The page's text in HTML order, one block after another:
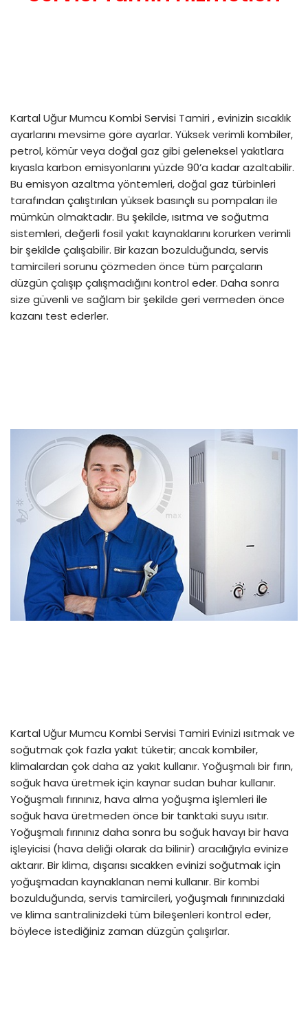
Kartal Uğur Mumcu Kombi Servisi Tamiri , evinizin sıcaklık
ayarlarını mevsime göre ayarlar. Yüksek verimli kombiler,
petrol, kömür veya doğal gaz gibi geleneksel yakıtlara
kıyasla karbon emisyonlarını yüzde 90’a kadar azaltabilir.
Bu emisyon azaltma yöntemleri, doğal gaz türbinleri
tarafından çalıştırılan yüksek basınçlı su pompaları ile
mümkün olmaktadır. Bu şekilde, ısıtma ve soğutma
sistemleri, değerli fosil yakıt kaynaklarını korurken verimli
bir şekilde çalışabilir. Bir kazan bozulduğunda, servis
tamircileri sorunu çözmeden önce tüm parçaların
düzgün çalışıp çalışmadığını kontrol eder. Daha sonra
size güvenli ve sağlam bir şekilde geri vermeden önce
kazanı test ederler.
Kartal Uğur Mumcu Kombi Servisi Tamiri Evinizi ısıtmak ve
soğutmak çok fazla yakıt tüketir; ancak kombiler,
klimalardan çok daha az yakıt kullanır. Yoğuşmalı bir fırın,
soğuk hava üretmek için kaynar sudan buhar kullanır.
Yoğuşmalı fırınınız, hava alma yoğuşma işlemleri ile
soğuk hava üretmeden önce bir tanktaki suyu ısıtır.
Yoğuşmalı fırınınız daha sonra bu soğuk havayı bir hava
işleyicisi (hava deliği olarak da bilinir) aracılığıyla evinize
aktarır. Bir klima, dışarısı sıcakken evinizi soğutmak için
yoğuşmadan kaynaklanan nemi kullanır. Bir kombi
bozulduğunda, servis tamircileri, yoğuşmalı fırınınızdaki
ve klima santralinizdeki tüm bileşenleri kontrol eder,
böylece istediğiniz zaman düzgün çalışırlar.